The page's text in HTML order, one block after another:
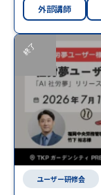
外部講師
終了
ユーザー研修会